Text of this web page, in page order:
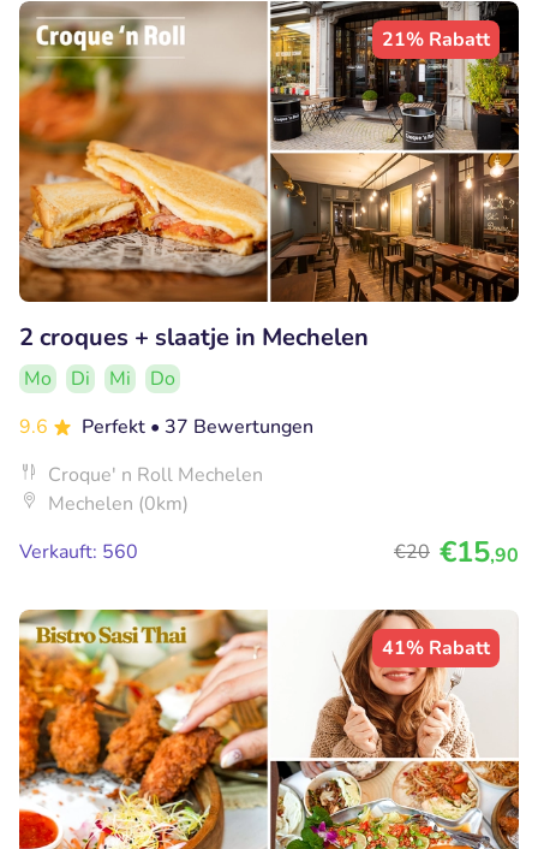
21% Rabatt
2 croques + slaatje in Mechelen
Mo Di Mi
Do
9.6
Perfekt • 37 Bewertungen
Croque' n Roll Mechelen
Mechelen (0km)
Verkauft: 560
€20 €15,90
41% Rabatt